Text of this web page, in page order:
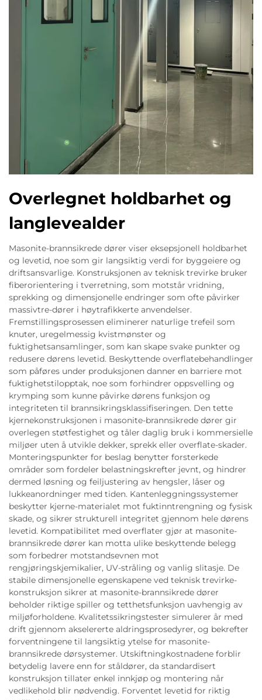
Overlegnet holdbarhet og
langlevealder
Masonite-brannsikrede dører viser eksepsjonell holdbarhet
og levetid, noe som gir langsiktig verdi for byggeiere og
driftsansvarlige. Konstruksjonen av teknisk trevirke bruker
fiberorientering i tverretning, som motstår vridning,
sprekking og dimensjonelle endringer som ofte påvirker
massivtre-dører i høytrafikkerte anvendelser.
Fremstillingsprosessen eliminerer naturlige trefeil som
knuter, uregelmessig kvistmønster og
fuktighetsansamlinger, som kan skape svake punkter og
redusere dørens levetid. Beskyttende overflatebehandlinger
som påføres under produksjonen danner en barriere mot
fuktighetstilopptak, noe som forhindrer oppsvelling og
krymping som kunne påvirke dørens funksjon og
integriteten til brannsikringsklassifiseringen. Den tette
kjernekonstruksjonen i masonite-brannsikrede dører gir
overlegen støtfestighet og tåler daglig bruk i kommersielle
miljøer uten å utvikle dekker, sprekk eller overflate-skader.
Monteringspunkter for beslag benytter forsterkede
områder som fordeler belastningskrefter jevnt, og hindrer
dermed løsning og feiljustering av hengsler, låser og
lukkeanordninger med tiden. Kantenleggningssystemer
beskytter kjerne-materialet mot fuktinntrengning og fysisk
skade, og sikrer strukturell integritet gjennom hele dørens
levetid. Kompatibilitet med overflater gjør at masonite-
brannsikrede dører kan motta ulike beskyttende belegg
som forbedrer motstandsevnen mot
rengjøringskjemikalier, UV-stråling og vanlig slitasje. De
stabile dimensjonelle egenskapene ved teknisk trevirke-
konstruksjon sikrer at masonite-brannsikrede dører
beholder riktige spiller og tetthetsfunksjon uavhengig av
miljøforholdene. Kvalitetssikringstester simulerer år med
drift gjennom akselererte aldringsprosedyrer, og bekrefter
forventningene til langsiktig ytelse for masonite-
brannsikrede dørsystemer. Utskiftningkostnadene forblir
betydelig lavere enn for ståldører, da standardisert
konstruksjon tillater enkel innkjøp og montering når
vedlikehold blir nødvendig. Forventet levetid for riktig